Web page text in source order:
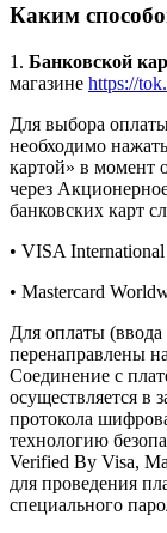
Каким
1. Банковской
магазине https://
Для выбора
необходимо
картой» в момент
через
банковских карт
• VISA International
• Mastercard
Для оплаты
перенаправлены
Соединение с
осуществляется в
протокола
технологию
Verified By Visa,
для проведения
специального